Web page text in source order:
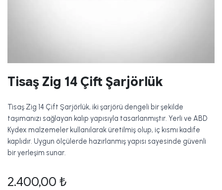
Tisaş Zig 14 Çift Şarjörlük
Tisaş Zig 14 Çift Şarjörlük, iki şarjörü dengeli bir şekilde
taşımanızı sağlayan kalıp yapısıyla tasarlanmıştır. Yerli ve ABD
Kydex malzemeler kullanılarak üretilmiş olup, iç kısmı kadife
kaplıdır. Uygun ölçülerde hazırlanmış yapısı sayesinde güvenli
bir yerleşim sunar.
2.400,00 ₺